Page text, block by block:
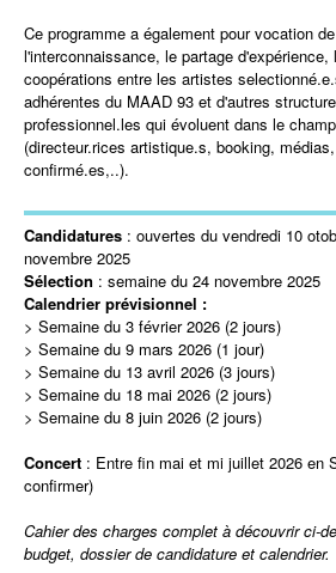
Ce programme a également pour vocation
l'interconnaissance, le partage
coopérations entre les artistes
adhérentes du MAAD 93 et d'autres
professionnel.les qui évoluent dans le
(directeur.rices artistique.s, booking,
confirmé.es,..).
Candidatures : ouvertes du vendredi 10
novembre 2025
Sélection : semaine du 24 novembre 2025
Calendrier prévisionnel :
> Semaine du 3 février 2026 (2 jours)
> Semaine du 9 mars 2026 (1 jour)
> Semaine du 13 avril 2026 (3 jours)
> Semaine du 18 mai 2026 (2 jours)
> Semaine du 8 juin 2026 (2 jours)
Concert : Entre fin mai et mi juillet 2026 en
confirmer)
Cahier des charges complet à découvrir ci-
budget, dossier de candidature et calendrier.